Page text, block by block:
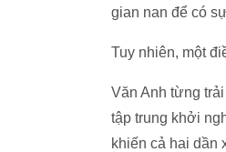
gian nan để có
Tuy nhiên, một
Văn Anh từng
tập trung khởi
khiến cả hai dần